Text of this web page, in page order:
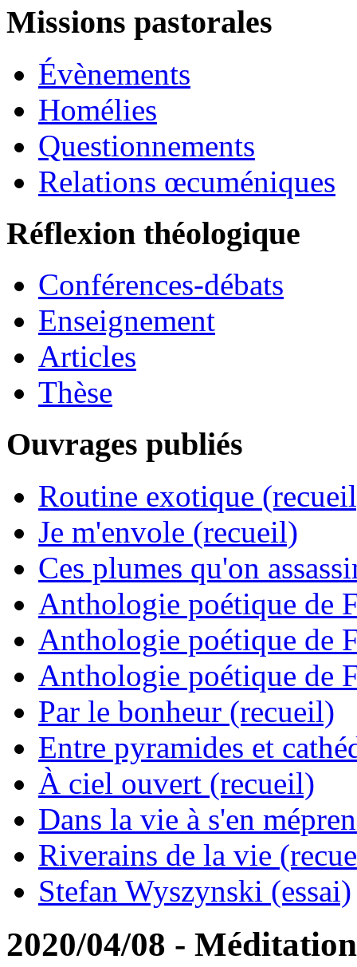
Missions pastorales
Évènements
Homélies
Questionnements
Relations œcuméniques
Réflexion théologique
Conférences-débats
Enseignement
Articles
Thèse
Ouvrages publiés
Routine exotique
Je m'envole (recueil)
Ces plumes qu'on
Anthologie poétique de
Anthologie poétique de
Anthologie poétique de
Par le bonheur (recueil)
Entre pyramides et
À ciel ouvert (recueil)
Dans la vie à s'en
Riverains de la vie
Stefan Wyszynski (essai)
2020/04/08 -